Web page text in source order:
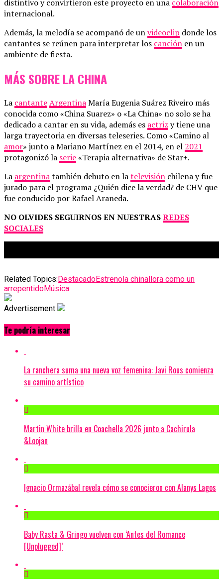
distintivo y convirtieron este proyecto en una colaboración
internacional.
Además, la melodía se acompañó de unvideoclip donde los
cantantes se reúnen para interpretar los canción en un
ambiente de fiesta.
MÁS SOBRE LA CHINA
La cantanteArgentinaMaría Eugenia Suárez Riveiro más
conocida como «China Suarez» o «La China» no solo se ha
dedicado a cantar en su vida, además es actriz y tiene una
larga trayectoria en diversas teleseries. Como «Camino al
amor» junto a Mariano Martínez en el 2014, en el 2021
protagonizó la serie«Terapia alternativa» de Star+.
La argentinatambién debuto en latelevisión chilena y fue
jurado para el programa ¿Quién dice la verdad? de CHV que
fue conducido por Rafael Araneda.
NO OLVIDES SEGUIRNOS EN NUESTRASREDES
SOCIALES
Related Topics: DestacadoEstreno la china llora como un
arrepentidoMúsica
Advertisement
Te podría interesar
La ranchera suma una nueva voz femenina: Javi Rous comienza
su camino artístico
Martin White brilla en Coachella 2026 junto a Cachirula
&Loojan
Ignacio Ormazábal revela cómo se conocieron con Alanys Lagos
Baby Rasta & Gringo vuelven con ‘Antes del Romance
[Unplugged]’